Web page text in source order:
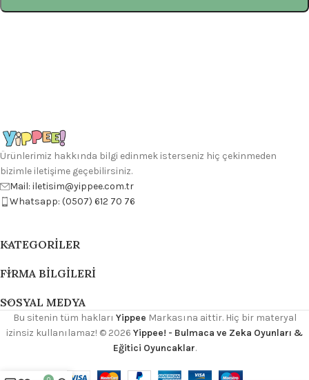
Ürünlerimiz hakkında bilgi edinmek isterseniz hiç çekinmeden
bizimle iletişime geçebilirsiniz.
Mail: iletisim@yippee.com.tr
Whatsapp: (0507) 612 70 76
KATEGORILER
FIRMA BILGILERI
SOSYAL MEDYA
Bu sitenin tüm hakları Yippee Markasına aittir. Hiç bir materyal
izinsiz kullanılamaz! © 2026 Yippee! - Bulmaca ve Zeka Oyunları &
Eğitici Oyuncaklar.